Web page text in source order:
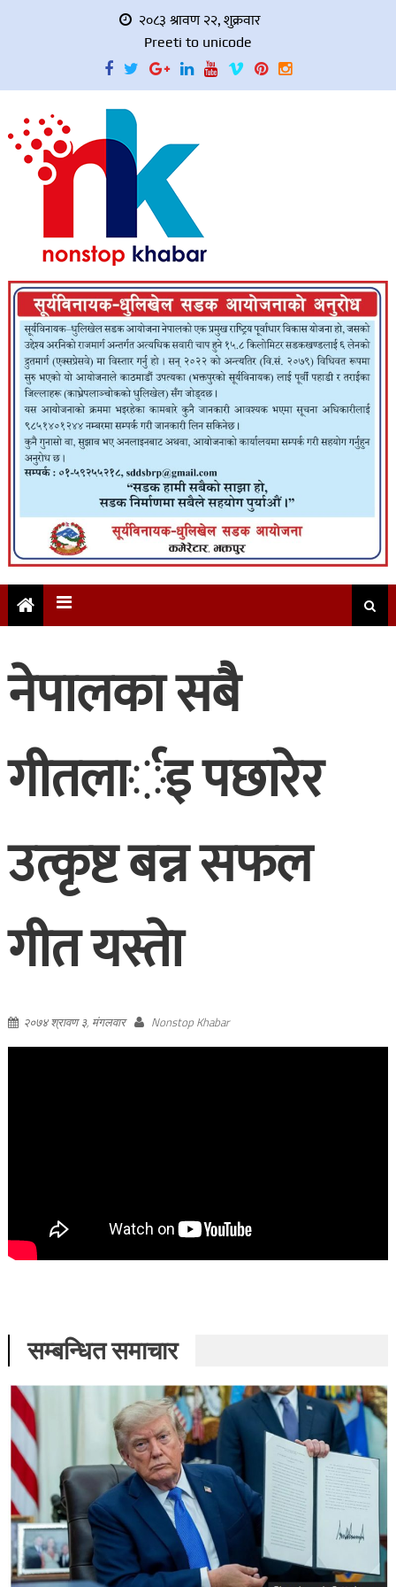
२०८३ श्रावण २२, शुक्रवार
Preeti to unicode
नेपालका सबै
गीतलार्इ पछारेर
उत्कृष्ट बन्न सफल
गीत यस्ताे
२०७४ श्रावण ३, मंगलवार Nonstop Khabar
सम्बन्धित समाचार